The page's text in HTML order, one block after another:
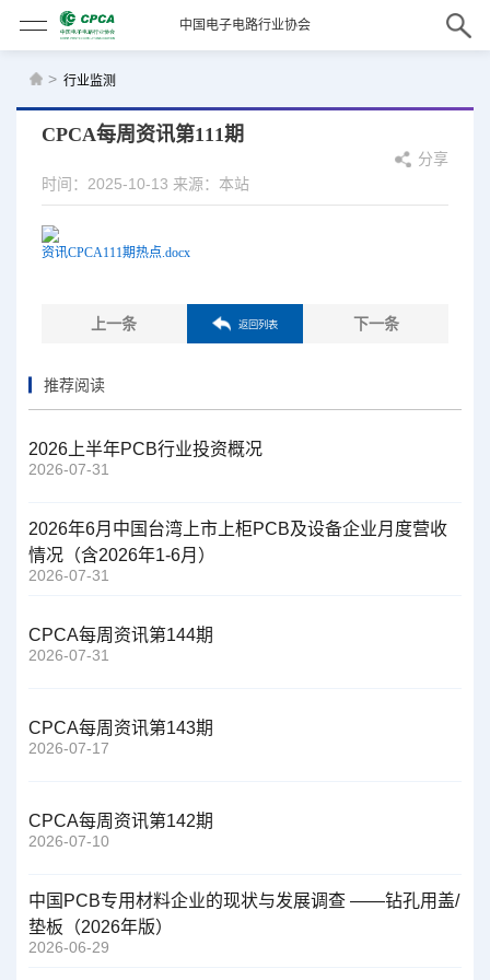
中国电子电路行业协会
> 行业监测
CPCA每周资讯第111期
分享
时间：2025-10-13 来源：本站
资讯CPCA111期热点.docx
上一条 返回列表 下一条
推荐阅读
2026上半年PCB行业投资概况
2026-07-31
2026年6月中国台湾上市上柜PCB及设备企业月度营收
情况（含2026年1-6月）
2026-07-31
CPCA每周资讯第144期
2026-07-31
CPCA每周资讯第143期
2026-07-17
CPCA每周资讯第142期
2026-07-10
中国PCB专用材料企业的现状与发展调查 ——钻孔用盖/
垫板（2026年版）
2026-06-29